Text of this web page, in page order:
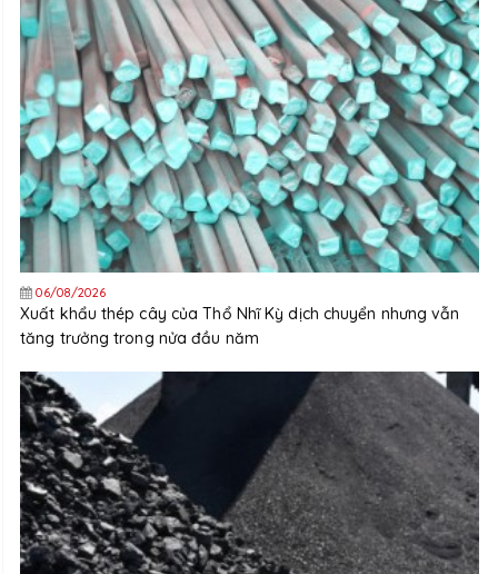
06/08/2026
Xuất khẩu thép cây của Thổ Nhĩ Kỳ dịch chuyển nhưng vẫn
tăng trưởng trong nửa đầu năm